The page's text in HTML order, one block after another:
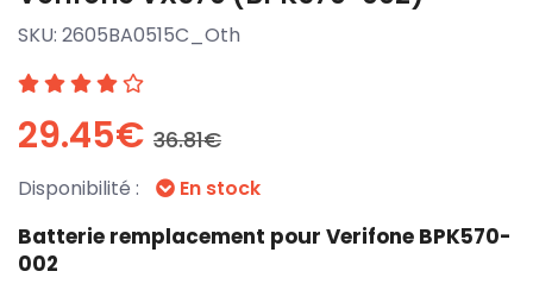
SKU: 2605BA0515C_Oth
29.45€ 36.81€
Disponibilité : En stock
Batterie remplacement pour Verifone BPK570-
002